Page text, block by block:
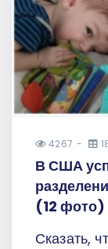
4267
В США
(12 фото)
Сказать,